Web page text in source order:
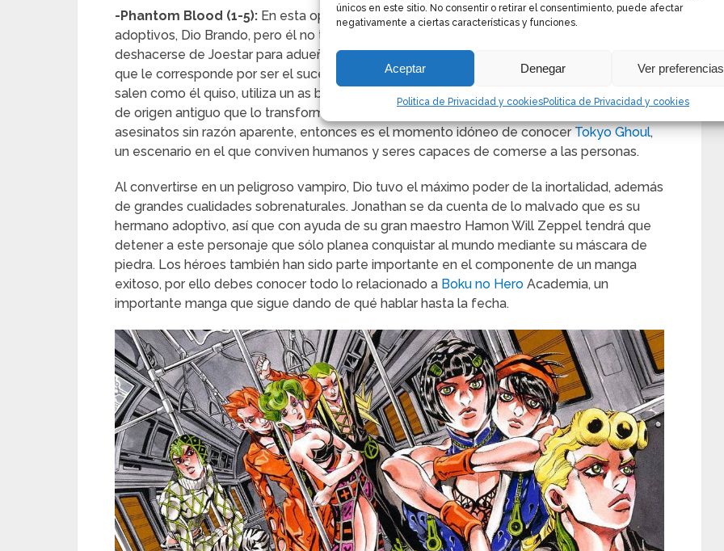
únicos en este sitio. No consentir o retirar el consentimiento, puede afectar
negativamente a ciertas características y funciones.
Aceptar Denegar Ver preferencias
Politica de Privacidad y cookiesPolitica de Privacidad y cookies
-Phantom Blood (1-5): En esta oportunidad, Jonathan conoce a uno de sus hermanos
adoptivos, Dio Brando, pero él no tiene buenas intenciones. El objetivo de Dio es
deshacerse de Joestar para adueñarse de todo lo que es suyo, incluyendo a la herencia
que le corresponde por ser el sucesor en el linaje de los Joestar. Al ver que sus planes no
salen como él quiso, utiliza un as bajo la manga de utilizar una poderosa máscara de piedra
de origen antiguo que lo transforma en un vampiro.Si eres muy seguidor del misterio y
asesinatos sin razón aparente, entonces es el momento idóneo de conocerTokyo Ghoul,
un escenario en el que conviven humanos y seres capaces de comerse a las personas.
Al convertirse en un peligroso vampiro, Dio tuvo el máximo poder de la inortalidad, además
de grandes cualidades sobrenaturales. Jonathan se da cuenta de lo malvado que es su
hermano adoptivo, así que con ayuda de su gran maestro Hamon Will Zeppel tendrá que
detener a este personaje que sólo planea conquistar al mundo mediante su máscara de
piedra. Los héroes también han sido parte importante en el componente de un manga
exitoso, por ello debes conocer todo lo relacionado a Boku no Hero Academia, un
importante manga que sigue dando de qué hablar hasta la fecha.